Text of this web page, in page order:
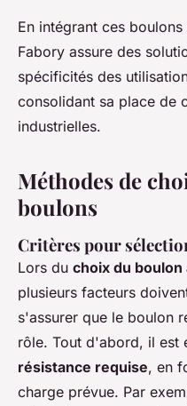
En intégrant ces
Fabory assure des
spécificités des
consolidant sa place de
industrielles.
Méthodes de
boulons
Critères pour
Lors du choix du boulon
plusieurs facteurs
s'assurer que le boulon
rôle. Tout d'abord, il est
résistance requise, en
charge prévue. Par